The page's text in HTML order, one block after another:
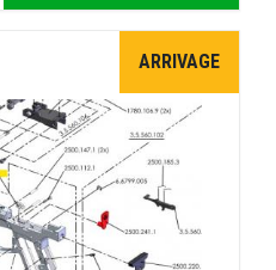
ARRIVAGE